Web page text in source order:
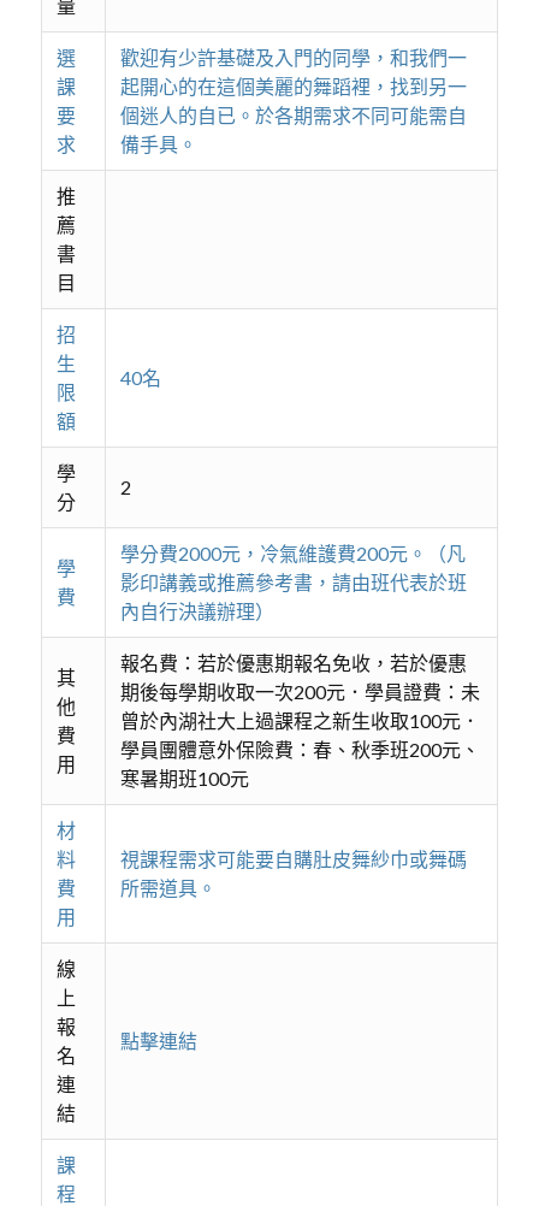
量
選
課
要
求
歡迎有少許基礎及入門的同學，和我們一
起開心的在這個美麗的舞蹈裡，找到另一
個迷人的自已。於各期需求不同可能需自
備手具。
推
薦
書
目
招
生
限
額
40名
學
分
2
學
費
學分費2000元，冷氣維護費200元。（凡
影印講義或推薦參考書，請由班代表於班
內自行決議辦理）
其
他
費
用
報名費：若於優惠期報名免收，若於優惠
期後每學期收取一次200元．學員證費：未
曾於內湖社大上過課程之新生收取100元．
學員團體意外保險費：春、秋季班200元、
寒暑期班100元
材
料
費
用
視課程需求可能要自購肚皮舞紗巾或舞碼
所需道具。
線
上
報
名
連
結
點擊連結
課
程